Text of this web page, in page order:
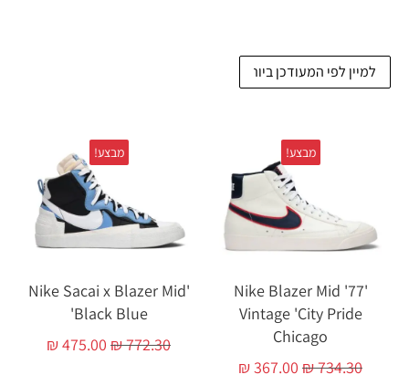
מבצע!
'Nike Blazer Mid '77
Vintage 'City Pride
Chicago
₪734.30
₪367.00
מבצע!
'Nike Sacai x Blazer Mid
'Black Blue
₪772.30
₪475.00